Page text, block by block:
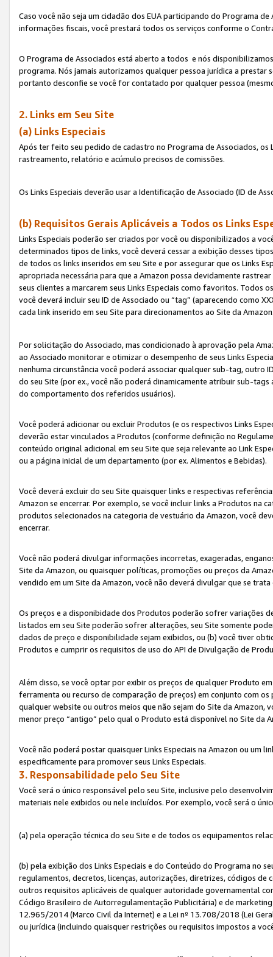
Caso você não seja um cidadão dos EUA participando do Programa
informações fiscais, você prestará todos os serviços conforme o
O Programa de Associados está aberto a todos e nós
programa. Nós jamais autorizamos qualquer pessoa jurídica a
portanto desconfie se você for contatado por qualquer pessoa
2. Links em Seu Site
(a) Links Especiais
Após ter feito seu pedido de cadastro no Programa de Associados, os
rastreamento, relatório e acúmulo precisos de comissões.
Os Links Especiais deverão usar a Identificação de Associado (ID de
(b) Requisitos Gerais Aplicáveis a Todos os Links
Links Especiais poderão ser criados por você ou disponibilizados a
determinados tipos de links, você deverá cessar a exibição desses
de todos os links inseridos em seu Site e por assegurar que os Links
apropriada necessária para que a Amazon possa devidamente
seus clientes a marcarem seus Links Especiais como favoritos. Todos
você deverá incluir seu ID de Associado ou “tag” (aparecendo como
cada link inserido em seu Site para direcionamentos ao Site da
Por solicitação do Associado, mas condicionado à aprovação pela
ao Associado monitorar e otimizar o desempenho de seus Links
nenhuma circunstância você poderá associar qualquer sub-tag,
do seu Site (por ex., você não poderá dinamicamente atribuir sub-
do comportamento dos referidos usuários).
Você poderá adicionar ou excluir Produtos (e os respectivos Links
deverão estar vinculados a Produtos (conforme definição no
conteúdo original adicional em seu Site que seja relevante ao Link
ou a página inicial de um departamento (por ex. Alimentos e Bebidas).
Você deverá excluir do seu Site quaisquer links e respectivas
Amazon se encerrar. Por exemplo, se você incluir links a Produtos na
produtos selecionados na categoria de vestuário da Amazon, você
encerrar.
Você não poderá divulgar informações incorretas, exageradas,
Site da Amazon, ou quaisquer políticas, promoções ou preços da
vendido em um Site da Amazon, você não deverá divulgar que se
Os preços e a disponibidade dos Produtos poderão sofrer variações
listados em seu Site poderão sofrer alterações, seu Site somente
dados de preço e disponibilidade sejam exibidos, ou (b) você tiver
Produtos e cumprir os requisitos de uso do API de Divulgação de
Além disso, se você optar por exibir os preços de qualquer Produto
ferramenta ou recurso de comparação de preços) em conjunto com
qualquer website ou outros meios que não sejam do Site da Amazon,
menor preço “antigo” pelo qual o Produto está disponível no Site da
Você não poderá postar quaisquer Links Especiais na Amazon ou um
especificamente para promover seus Links Especiais.
3. Responsabilidade pelo Seu Site
Você será o único responsável pelo seu Site, inclusive pelo
materiais nele exibidos ou nele incluídos. Por exemplo, você será o
(a) pela operação técnica do seu Site e de todos os equipamentos
(b) pela exibição dos Links Especiais e do Conteúdo do Programa no
regulamentos, decretos, licenças, autorizações, diretrizes, códigos
outros requisitos aplicáveis de qualquer autoridade governamental
Código Brasileiro de Autorregulamentação Publicitária) e de
12.965/2014 (Marco Civil da Internet) e a Lei nº 13.708/2018 (Lei
ou jurídica (incluindo quaisquer restrições ou requisitos impostos a